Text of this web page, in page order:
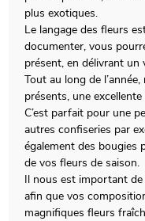
plus exotiques.
Le langage des fleurs
documenter, vous
présent, en délivrant un
Tout au long de
présents, une
C’est parfait pour une
autres confiseries par
également des bougies
de vos fleurs de saison.
Il nous est important
afin que vos
magnifiques fleurs